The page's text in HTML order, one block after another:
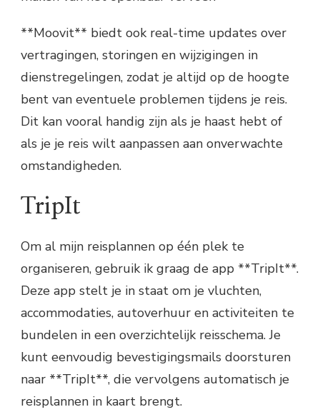
**Moovit** biedt ook real-time updates over
vertragingen, storingen en wijzigingen in
dienstregelingen, zodat je altijd op de hoogte
bent van eventuele problemen tijdens je reis.
Dit kan vooral handig zijn als je haast hebt of
als je je reis wilt aanpassen aan onverwachte
omstandigheden.
TripIt
Om al mijn reisplannen op één plek te
organiseren, gebruik ik graag de app **TripIt**.
Deze app stelt je in staat om je vluchten,
accommodaties, autoverhuur en activiteiten te
bundelen in een overzichtelijk reisschema. Je
kunt eenvoudig bevestigingsmails doorsturen
naar **TripIt**, die vervolgens automatisch je
reisplannen in kaart brengt.